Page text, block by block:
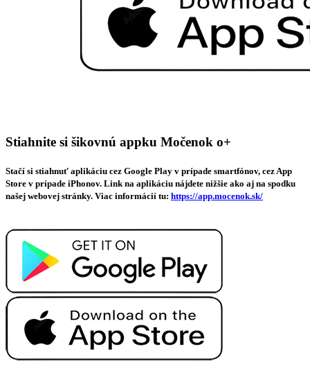
Stiahnite si šikovnú appku Močenok o+
Stačí si stiahnuť aplikáciu cez Google Play v prípade smartfónov, cez App
Store v prípade iPhonov. Link na aplikáciu nájdete nižšie ako aj na spodku
našej webovej stránky. Viac informácií tu: https://app.mocenok.sk/